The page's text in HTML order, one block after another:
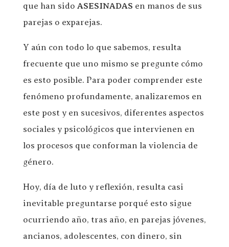
que han sido ASESINADAS en manos de sus
parejas o exparejas.
Y aún con todo lo que sabemos, resulta
frecuente que uno mismo se pregunte cómo
es esto posible. Para poder comprender este
fenómeno profundamente, analizaremos en
este post y en sucesivos, diferentes aspectos
sociales y psicológicos que intervienen en
los procesos que conforman la violencia de
género.
Hoy, día de luto y reflexión, resulta casi
inevitable preguntarse porqué esto sigue
ocurriendo año, tras año, en parejas jóvenes,
ancianos, adolescentes, con dinero, sin